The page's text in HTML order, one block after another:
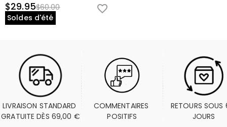
$29.95$60.00
Soldes d'été
LIVRAISON STANDARD
GRATUITE DÈS 69,00 €
COMMENTAIRES
POSITIFS
RETOURS SOUS
JOURS